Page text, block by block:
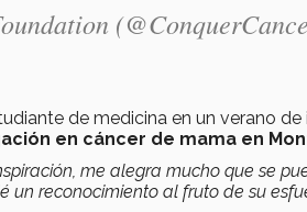
de medicina en un verano
en cáncer de mama en
me alegra mucho que se
reconocimiento al fruto de su